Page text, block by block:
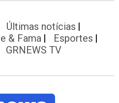
Últimas notícias
& Fama
Esportes
GRNEWS TV